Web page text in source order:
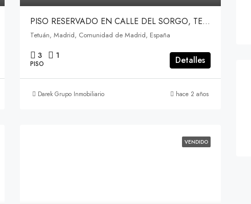
PISO RESERVADO EN CALLE DEL SORGO, TETUÁN, MADRID
Tetuán, Madrid, Comunidad de Madrid, España
3 1
PISO Detalles
Darek Grupo Inmobiliario hace 2 años
VENDIDO